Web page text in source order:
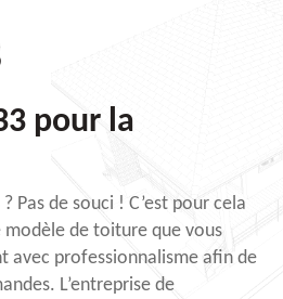
pour la
Pas de souci ! C’est pour cela
modèle de toiture que vous
avec professionnalisme afin de
L’entreprise de